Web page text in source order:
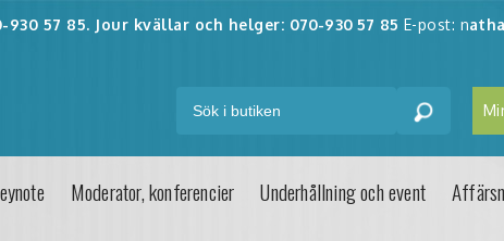
930 57 85. Jour kvällar och helger: 070-930 57 85 E-post: n
Moderator, konferencier Underhållning och event